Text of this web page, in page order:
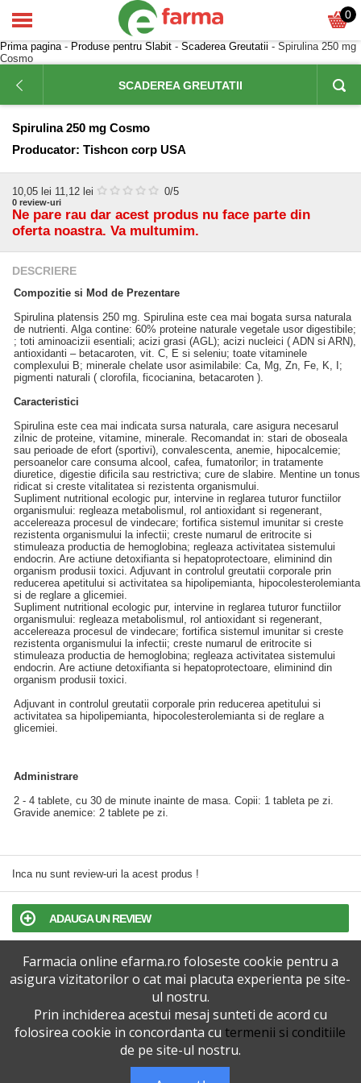
0
Prima pagina- Produse pentru Slabit - Scaderea Greutatii - Spirulina 250 mg
Cosmo
SCADEREA GREUTATII
Spirulina 250 mg Cosmo
Producator: Tishcon corp USA
10,05 lei 11,12 lei 0/5
0 review-uri
Ne pare rau dar acest produs nu face parte din
oferta noastra. Va multumim.
DESCRIERE
Compozitie si Mod de Prezentare
Spirulina platensis 250 mg. Spirulina este cea mai bogata sursa naturala
de nutrienti. Alga contine: 60% proteine naturale vegetale usor digestibile;
; toti aminoacizii esentiali; acizi grasi (AGL); acizi nucleici ( ADN si ARN),
antioxidanti – betacaroten, vit. C, E si seleniu; toate vitaminele
complexului B; minerale chelate usor asimilabile: Ca, Mg, Zn, Fe, K, I;
pigmenti naturali ( clorofila, ficocianina, betacaroten ).
Caracteristici
Spirulina este cea mai indicata sursa naturala, care asigura necesarul
zilnic de proteine, vitamine, minerale. Recomandat in: stari de oboseala
sau perioade de efort (sportivi), convalescenta, anemie, hipocalcemie;
persoanelor care consuma alcool, cafea, fumatorilor; in tratamente
diuretice, digestie dificila sau restrictiva; cure de slabire. Mentine un tonus
ridicat si creste vitalitatea si rezistenta organismului.
Supliment nutritional ecologic pur, intervine in reglarea tuturor functiilor
organismului: regleaza metabolismul, rol antioxidant si regenerant,
accelereaza procesul de vindecare; fortifica sistemul imunitar si creste
rezistenta organismului la infectii; creste numarul de eritrocite si
stimuleaza productia de hemoglobina; regleaza activitatea sistemului
endocrin. Are actiune detoxifianta si hepatoprotectoare, eliminind din
organism produsii toxici. Adjuvant in controlul greutatii corporale prin
reducerea apetitului si activitatea sa hipolipemianta, hipocolesterolemianta
si de reglare a glicemiei.
Supliment nutritional ecologic pur, intervine in reglarea tuturor functiilor
organismului: regleaza metabolismul, rol antioxidant si regenerant,
accelereaza procesul de vindecare; fortifica sistemul imunitar si creste
rezistenta organismului la infectii; creste numarul de eritrocite si
stimuleaza productia de hemoglobina; regleaza activitatea sistemului
endocrin. Are actiune detoxifianta si hepatoprotectoare, eliminind din
organism produsii toxici.
Adjuvant in controlul greutatii corporale prin reducerea apetitului si
activitatea sa hipolipemianta, hipocolesterolemianta si de reglare a
glicemiei.
Administrare
2 - 4 tablete, cu 30 de minute inainte de masa. Copii: 1 tableta pe zi.
Gravide anemice: 2 tablete pe zi.
Inca nu sunt review-uri la acest produs !
ADAUGA UN REVIEW
TERMENI SI CONDITII
POLITICA DE CONFIDENTIALITATE
VERSIUNEA DESKTOP
Farmacia online efarma.ro foloseste cookie pentru a
asigura vizitatorilor o cat mai placuta experienta pe site-
ul nostru.
Prin inchiderea acestui mesaj sunteti de acord cu
folosirea cookie in concordanta cu termenii si conditiile
de pe site-ul nostru.